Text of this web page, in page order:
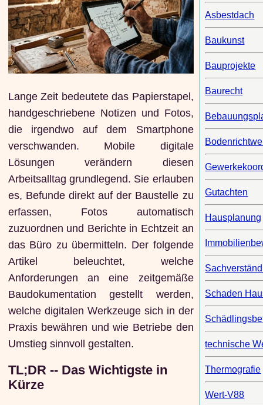
Lange Zeit bedeutete das Papierstapel,
handgeschriebene Notizen und Fotos,
die irgendwo auf dem Smartphone
verschwanden. Mobile digitale
Lösungen verändern diesen
Arbeitsalltag grundlegend. Sie erlauben
es, Befunde direkt auf der Baustelle zu
erfassen, Fotos automatisch
zuzuordnen und Berichte in Echtzeit an
das Büro zu übermitteln. Der folgende
Artikel beleuchtet, welche
Anforderungen an eine zeitgemäße
Baudokumentation gestellt werden,
welche digitalen Werkzeuge sich in der
Praxis bewähren und wie Betriebe den
Umstieg sinnvoll gestalten.
TL;DR -- Das Wichtigste in
Kürze
Asbestdach
Baukunst
Bauprojekte
Baurecht
Gutachten
Hausplanung
Schaden
technische
Thermografie
Wert-V88